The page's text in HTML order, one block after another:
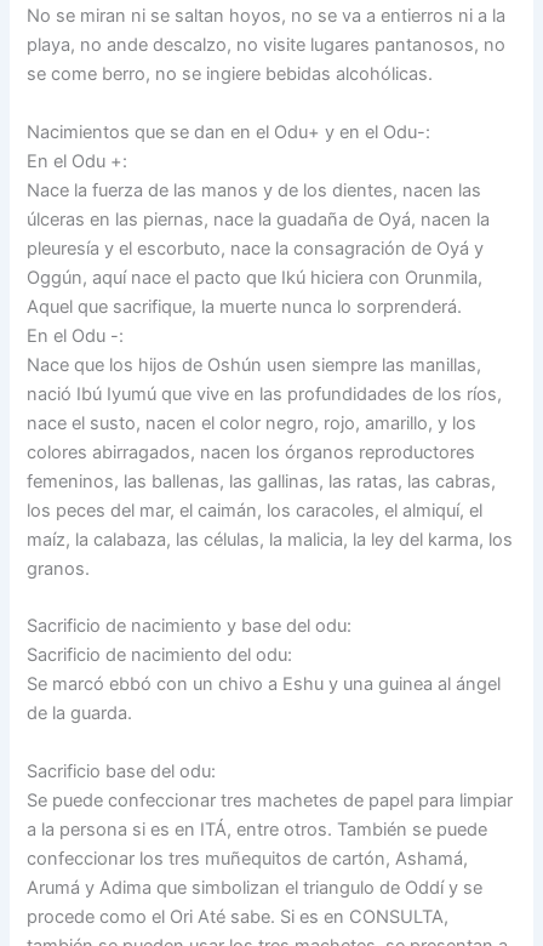
No se miran ni se saltan hoyos, no se va a entierros ni a la
playa, no ande descalzo, no visite lugares pantanosos, no
se come berro, no se ingiere bebidas alcohólicas.
Nacimientos que se dan en el Odu+ y en el Odu-:
En el Odu +:
Nace la fuerza de las manos y de los dientes, nacen las
úlceras en las piernas, nace la guadaña de Oyá, nacen la
pleuresía y el escorbuto, nace la consagración de Oyá y
Oggún, aquí nace el pacto que Ikú hiciera con Orunmila,
Aquel que sacrifique, la muerte nunca lo sorprenderá.
En el Odu -:
Nace que los hijos de Oshún usen siempre las manillas,
nació Ibú Iyumú que vive en las profundidades de los ríos,
nace el susto, nacen el color negro, rojo, amarillo, y los
colores abirragados, nacen los órganos reproductores
femeninos, las ballenas, las gallinas, las ratas, las cabras,
los peces del mar, el caimán, los caracoles, el almiquí, el
maíz, la calabaza, las células, la malicia, la ley del karma, los
granos.
Sacrificio de nacimiento y base del odu:
Sacrificio de nacimiento del odu:
Se marcó ebbó con un chivo a Eshu y una guinea al ángel
de la guarda.
Sacrificio base del odu:
Se puede confeccionar tres machetes de papel para limpiar
a la persona si es en ITÁ, entre otros. También se puede
confeccionar los tres muñequitos de cartón, Ashamá,
Arumá y Adima que simbolizan el triangulo de Oddí y se
procede como el Ori Até sabe. Si es en CONSULTA,